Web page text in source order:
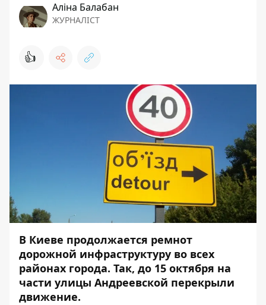
Аліна Балабан
ЖУРНАЛІСТ
👍
В Киеве продолжается ремнот
дорожной инфраструктуру во всех
районах города. Так, до 15 октября на
части улицы Андреевской перекрыли
движение.